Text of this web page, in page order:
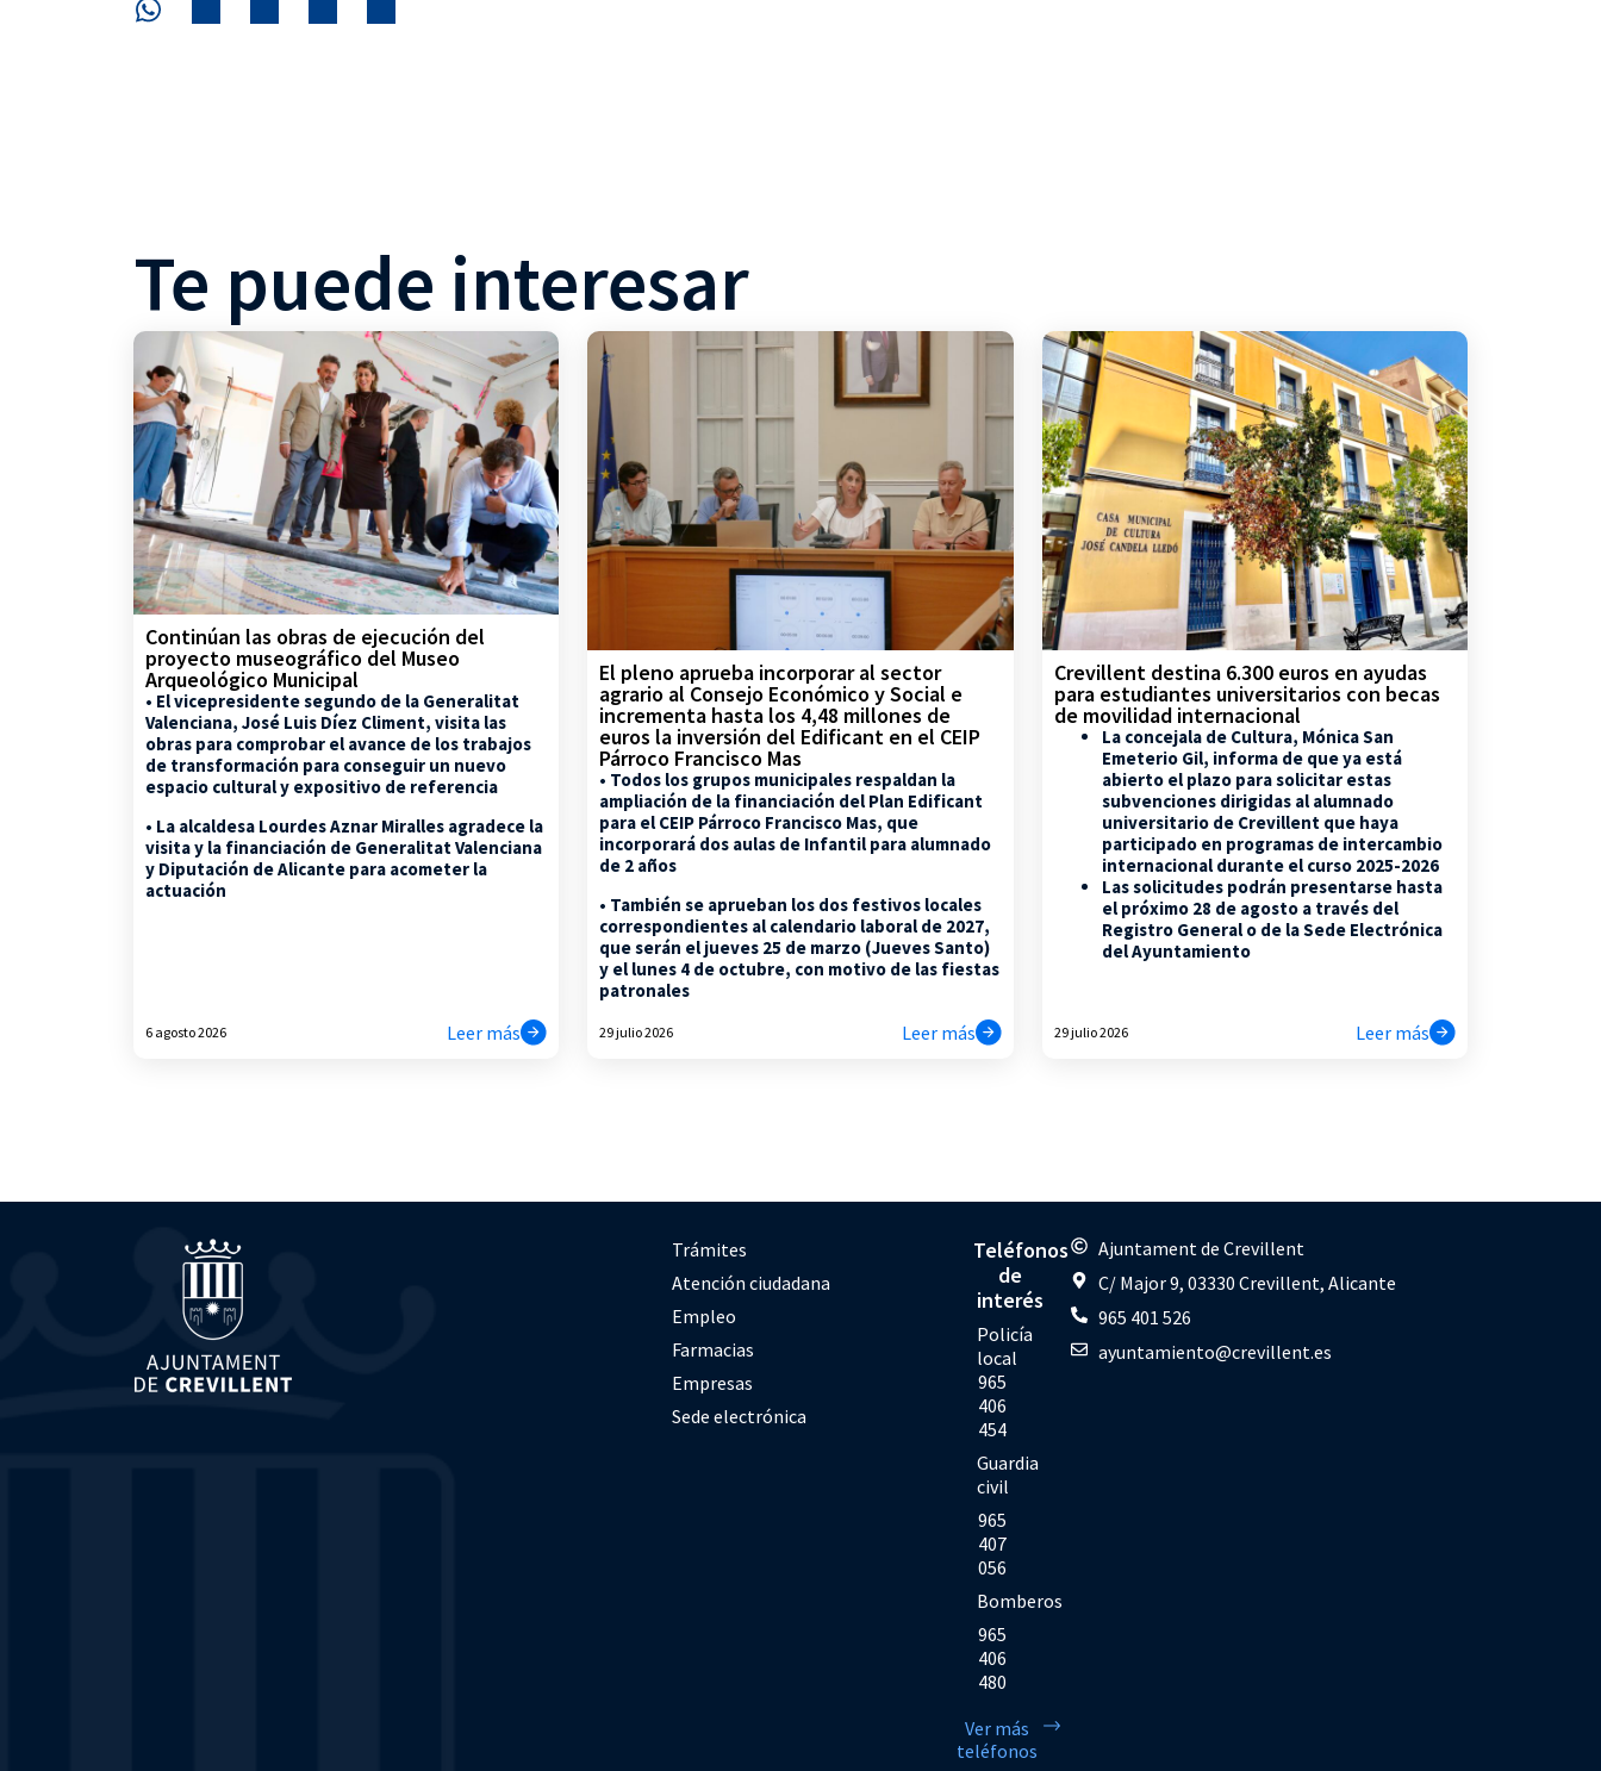
Te puede interesar
Continúan las obras de ejecución del
proyecto museográfico del Museo
Arqueológico Municipal
• El vicepresidente segundo de la Generalitat
Valenciana, José Luis Díez Climent, visita las
obras para comprobar el avance de los trabajos
de transformación para conseguir un nuevo
espacio cultural y expositivo de referencia
• La alcaldesa Lourdes Aznar Miralles agradece la
visita y la financiación de Generalitat Valenciana
y Diputación de Alicante para acometer la
actuación
6 agosto 2026 Leer más
El pleno aprueba incorporar al sector
agrario al Consejo Económico y Social e
incrementa hasta los 4,48 millones de
euros la inversión del Edificant en el CEIP
Párroco Francisco Mas
• Todos los grupos municipales respaldan la
ampliación de la financiación del Plan Edificant
para el CEIP Párroco Francisco Mas, que
incorporará dos aulas de Infantil para alumnado
de 2 años
• También se aprueban los dos festivos locales
correspondientes al calendario laboral de 2027,
que serán el jueves 25 de marzo (Jueves Santo)
y el lunes 4 de octubre, con motivo de las fiestas
patronales
29 julio 2026 Leer más
Crevillent destina 6.300 euros en ayudas
para estudiantes universitarios con becas
de movilidad internacional
La concejala de Cultura, Mónica San
Emeterio Gil, informa de que ya está
abierto el plazo para solicitar estas
subvenciones dirigidas al alumnado
universitario de Crevillent que haya
participado en programas de intercambio
internacional durante el curso 2025-2026
Las solicitudes podrán presentarse hasta
el próximo 28 de agosto a través del
Registro General o de la Sede Electrónica
del Ayuntamiento
29 julio 2026 Leer más
Trámites
Atención ciudadana
Empleo
Farmacias
Empresas
Sede electrónica
Teléfonos
de
interés
Policía
local
965
406
454
Guardia
civil
965
407
056
Bomberos
965
406
480
Ver más
teléfonos
Ajuntament de Crevillent
C/ Major 9, 03330 Crevillent, Alicante
965 401 526
ayuntamiento@crevillent.es